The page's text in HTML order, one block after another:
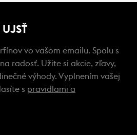
UJSŤ
vo vašom emailu. Spolu s
radosť. Užite si akcie, zľavy,
výhody. Vyplnením vašej
s pravidlami a